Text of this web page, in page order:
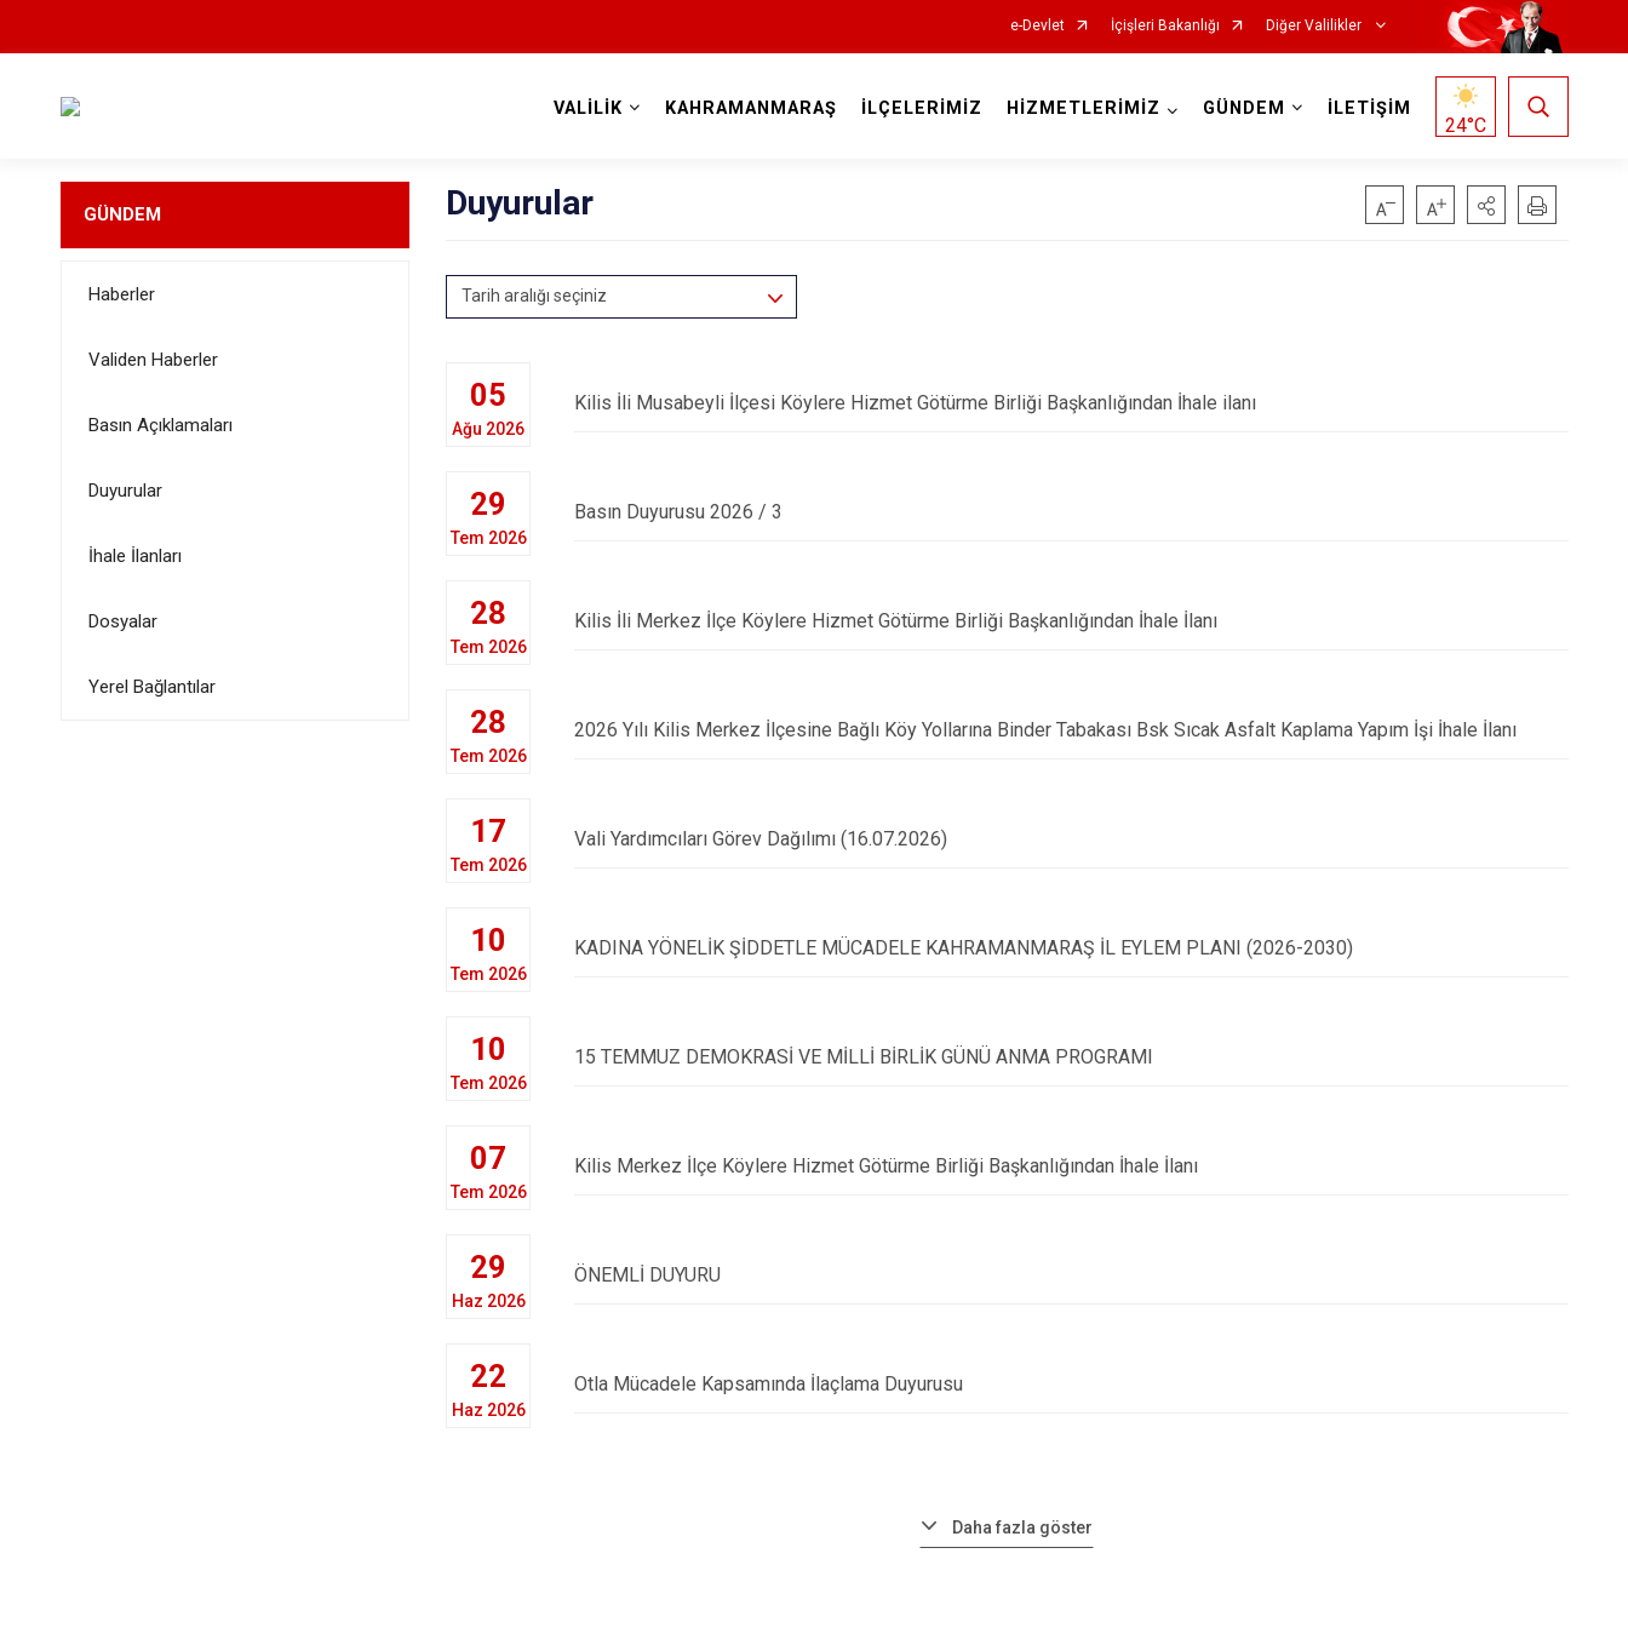
e-Devlet İçişleri Bakanlığı Diğer Valilikler
VALİLİK KAHRAMANMARAŞ İLÇELERİMİZ HİZMETLERİMİZ GÜNDEM İLETİŞİM
24°C
GÜNDEM
Haberler
Validen Haberler
Basın Açıklamaları
Duyurular
İhale İlanları
Dosyalar
Yerel Bağlantılar
Duyurular
Tarih aralığı seçiniz
05
Ağu 2026
Kilis İli Musabeyli İlçesi Köylere Hizmet Götürme Birliği Başkanlığından İhale ilanı
29
Tem 2026
Basın Duyurusu 2026 / 3
28
Tem 2026
Kilis İli Merkez İlçe Köylere Hizmet Götürme Birliği Başkanlığından İhale İlanı
28
Tem 2026
2026 Yılı Kilis Merkez İlçesine Bağlı Köy Yollarına Binder Tabakası Bsk Sıcak Asfalt Kaplama Yapım İşi İhale İlanı
17
Tem 2026
Vali Yardımcıları Görev Dağılımı (16.07.2026)
10
Tem 2026
KADINA YÖNELİK ŞİDDETLE MÜCADELE KAHRAMANMARAŞ İL EYLEM PLANI (2026-2030)
10
Tem 2026
15 TEMMUZ DEMOKRASİ VE MİLLİ BİRLİK GÜNÜ ANMA PROGRAMI
07
Tem 2026
Kilis Merkez İlçe Köylere Hizmet Götürme Birliği Başkanlığından İhale İlanı
29
Haz 2026
ÖNEMLİ DUYURU
22
Haz 2026
Otla Mücadele Kapsamında İlaçlama Duyurusu
Daha fazla göster